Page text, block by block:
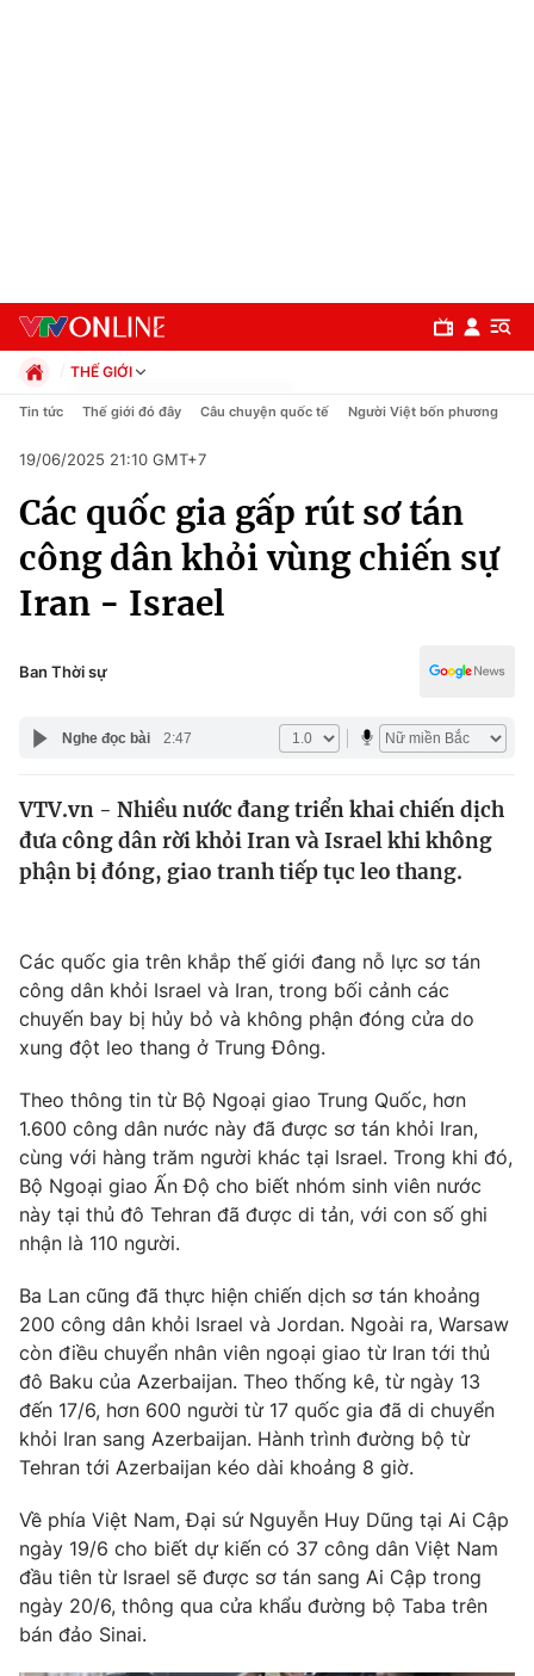
Chuyên mục
Chính trị
Xã hội
Pháp luật
Y tế
Thế giới
Tin tức
Câu chuyện quốc tế
Kinh tế
Thị trường
Góc doanh nghiệp
Dữ liệu và đời sống
Truyền hình
Hậu trường
Nhân vật
Khán giả
Giải trí
Điện ảnh
Âm nhạc
Sao
Đời sống
Du lịch
Làm đẹp
Chất lượng cuộc sống
Giáo dục
Tuyển sinh
Học trực tuyến
Công nghệ
Hitech Công nghệ tương lai
Sản phẩm
Thị trường
Giao lưu trực tuyến
Lịch phát sóng
Chuyên mục khác
Emagazine Podcast
Photo
THẾ GIỚI
Chính trị
Pháp luật
Kinh tế
Thể thao
Truyền hình
Văn hóa - Giải trí
Công nghệ
Tin tức Thế giới đó đây Câu chuyện quốc tế Người Việt bốn phương
19/06/2025 21:10 GMT+7
Các quốc gia gấp rút sơ tán
công dân khỏi vùng chiến sự
Iran - Israel
Ban Thời sự
Nghe đọc bài 2:47
VTV.vn - Nhiều nước đang triển khai chiến dịch
đưa công dân rời khỏi Iran và Israel khi không
phận bị đóng, giao tranh tiếp tục leo thang.
Các quốc gia trên khắp thế giới đang nỗ lực sơ tán
công dân khỏi Israel và Iran, trong bối cảnh các
chuyến bay bị hủy bỏ và không phận đóng cửa do
xung đột leo thang ở Trung Đông.
Theo thông tin từ Bộ Ngoại giao Trung Quốc, hơn
1.600 công dân nước này đã được sơ tán khỏi Iran,
cùng với hàng trăm người khác tại Israel. Trong khi đó,
Bộ Ngoại giao Ấn Độ cho biết nhóm sinh viên nước
này tại thủ đô Tehran đã được di tản, với con số ghi
nhận là 110 người.
Ba Lan cũng đã thực hiện chiến dịch sơ tán khoảng
200 công dân khỏi Israel và Jordan. Ngoài ra, Warsaw
còn điều chuyển nhân viên ngoại giao từ Iran tới thủ
đô Baku của Azerbaijan. Theo thống kê, từ ngày 13
đến 17/6, hơn 600 người từ 17 quốc gia đã di chuyển
khỏi Iran sang Azerbaijan. Hành trình đường bộ từ
Tehran tới Azerbaijan kéo dài khoảng 8 giờ.
Về phía Việt Nam, Đại sứ Nguyễn Huy Dũng tại Ai Cập
ngày 19/6 cho biết dự kiến có 37 công dân Việt Nam
đầu tiên từ Israel sẽ được sơ tán sang Ai Cập trong
ngày 20/6, thông qua cửa khẩu đường bộ Taba trên
bán đảo Sinai.